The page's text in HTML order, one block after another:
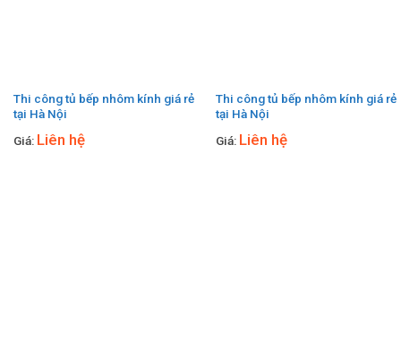
Thi công tủ bếp nhôm kính giá rẻ
tại Hà Nội
Giá: Liên hệ
Thi công tủ bếp nhôm kính giá rẻ
tại Hà Nội
Giá: Liên hệ